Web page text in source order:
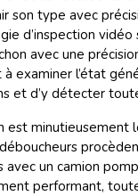
son type avec
d’inspection vidéo
avec une
examiner l’état
et d’y détecter
est minutieusement
avec un camion
performant,